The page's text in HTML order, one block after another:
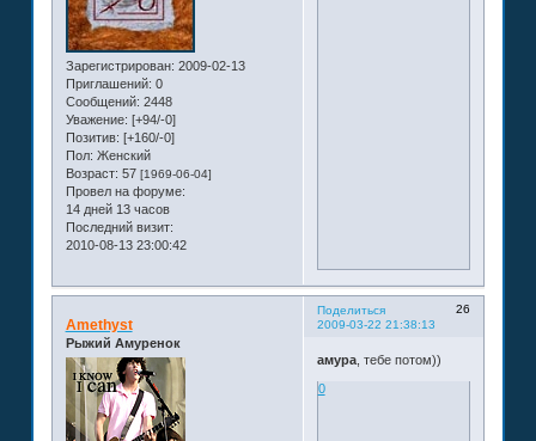
Зарегистрирован: 2009-02-13
Приглашений: 0
Сообщений: 2448
Уважение: [+94/-0]
Позитив: [+160/-0]
Пол: Женский
Возраст: 57 [1969-06-04]
Провел на форуме:
14 дней 13 часов
Последний визит:
2010-08-13 23:00:42
Поделиться
26
2009-03-22 21:38:13
Amethyst
Рыжий Амуренок
амура, тебе потом))
0